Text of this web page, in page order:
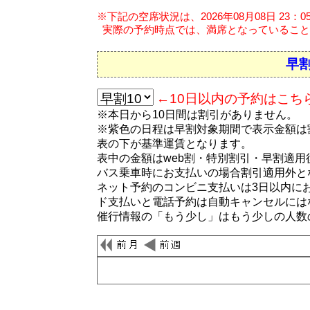
※下記の空席状況は、2026年08月08日 23：
実際の予約時点では、満席となっているこ
早
←10日以内の予約はこち
※本日から10日間は割引がありません。
※紫色の日程は早割対象期間で表示金額
表の下が基準運賃となります。
表中の金額はweb割・特別割引・早割適
バス乗車時にお支払いの場合割引適用外
ネット予約のコンビニ支払いは3日以内に
ド支払いと電話予約は自動キャンセルに
催行情報の「もう少し」はもう少しの人